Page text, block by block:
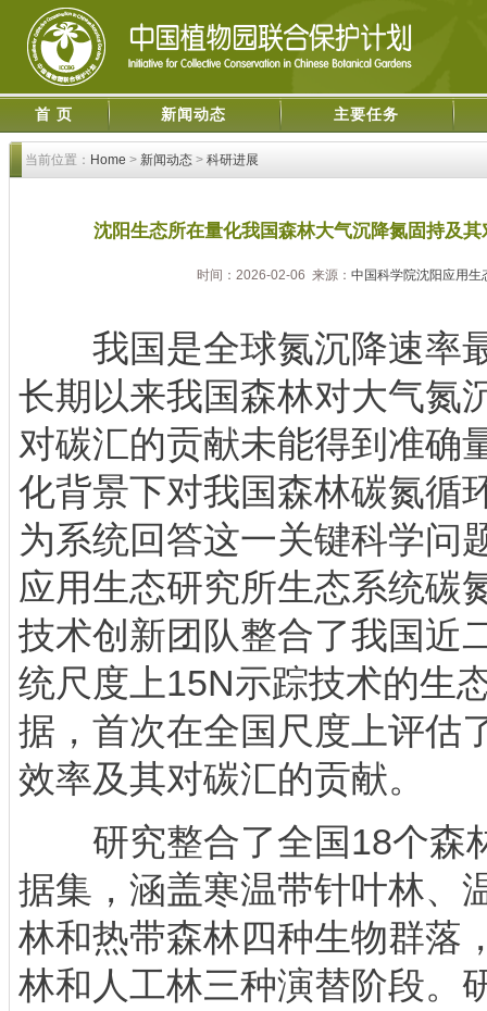
首 页 新闻动态 主要任务
当前位置： Home > 新闻动态 > 科研进展
沈阳生态所在量化我国森林大气沉降氮固持及
时间：2026-02-06 来源： 中国科学院沈阳应用生
我国是全球氮沉降速率
长期以来我国森林对大气氮
对碳汇的贡献未能得到准确
化背景下对我国森林碳氮循
为系统回答这一关键科学问
应用生态研究所生态系统碳
技术创新团队整合了我国近
统尺度上15N示踪技术的生
据，首次在全国尺度上评估
效率及其对碳汇的贡献。
研究整合了全国18个森
据集，涵盖寒温带针叶林、
林和热带森林四种生物群落
林和人工林三种演替阶段。